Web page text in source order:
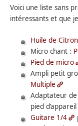
Voici une liste sans
intéressants et que
Huile de Citron
Micro chant :
Pied de micro
Ampli petit
Multiple
Adaptateur
pied
Guitare 1/4